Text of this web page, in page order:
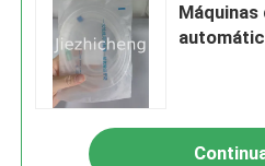
Máquinas